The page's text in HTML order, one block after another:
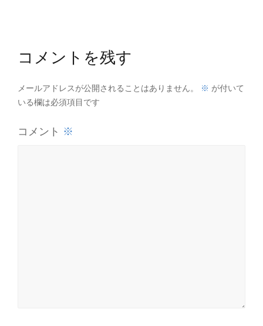
コメントを残す
メールアドレスが公開されることはありません。 ※ が付いて
いる欄は必須項目です
コメント ※